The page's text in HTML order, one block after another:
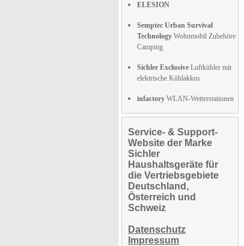
ELESION
Semptec Urban Survival
Technology Wohnmobil Zubehöre
Camping
Sichler Exclusive Luftkühler mit
elektrische Kühlakkus
infactory WLAN-Wetterstationen
Service- & Support-
Website der Marke
Sichler
Haushaltsgeräte für
die Vertriebsgebiete
Deutschland,
Österreich und
Schweiz
Datenschutz
Impressum